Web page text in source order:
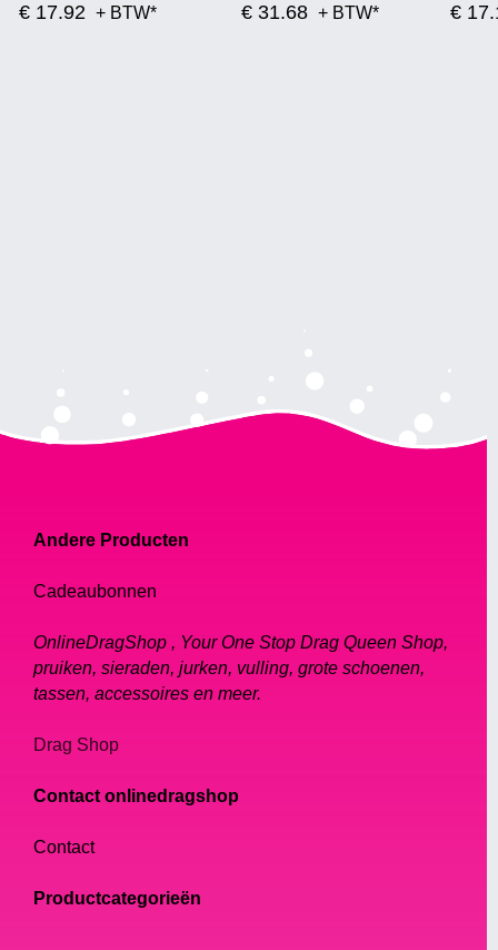
€ 17.92 + BTW* € 31.68 + BTW* €
Andere Producten
Cadeaubonnen
OnlineDragShop , Your One Stop Drag Queen Shop,
pruiken, sieraden, jurken, vulling, grote schoenen,
tassen, accessoires en meer.
Drag Shop
Contact onlinedragshop
Contact
Productcategorieën